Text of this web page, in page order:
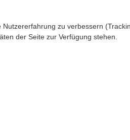
zu verbessern
der Seite zur Verfügung stehen.